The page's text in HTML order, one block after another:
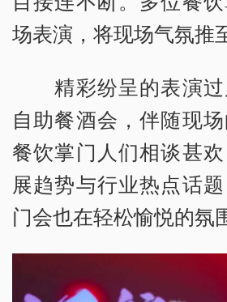
场表演，将现场气氛推
精彩纷呈的表演过
自助餐酒会，伴随现
餐饮掌门人们相谈甚
展趋势与行业热点话
门会也在轻松愉悦的氛